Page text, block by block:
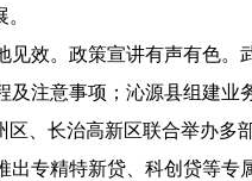
。政策宣讲有声有色。
注意事项；沁源县组建业
、长治高新区联合举办
专精特新贷、科创贷等